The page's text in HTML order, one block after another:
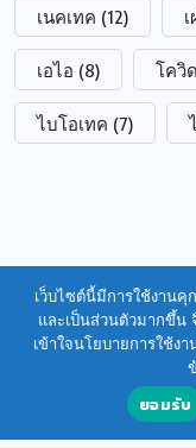
เนคเทค (12)
เอไอ (8) โควิด
ไบโอเทค (7)
เว็บไซต์นี้มีการใช้งานคุ
และเป็นส่วนตัวมากขึ้น
เข้าใจนโยบายการใช้ง
ยอมรับ